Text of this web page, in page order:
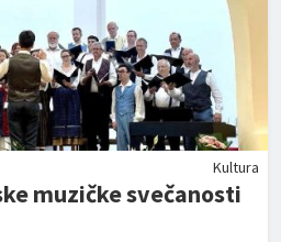
Kultura
muzičke svečanosti